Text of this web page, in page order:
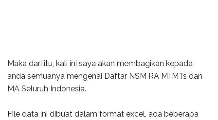
Maka dari itu, kali ini saya akan membagikan kepada
anda semuanya mengenai Daftar NSM RA MI MTs dan
MA Seluruh Indonesia.
File data ini dibuat dalam format excel, ada beberapa